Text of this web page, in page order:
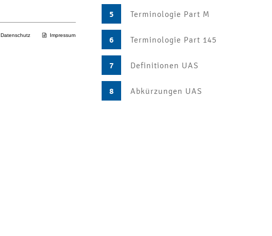
5 Terminologie Part M
6 Terminologie Part 145
7 Definitionen UAS
8 Abkürzungen UAS
Datenschutz Impressum